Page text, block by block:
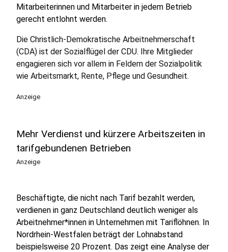
Mitarbeiterinnen und Mitarbeiter in jedem Betrieb
gerecht entlohnt werden.
Die Christlich-Demokratische Arbeitnehmerschaft
(CDA) ist der Sozialflügel der CDU. Ihre Mitglieder
engagieren sich vor allem in Feldern der Sozialpolitik
wie Arbeitsmarkt, Rente, Pflege und Gesundheit.
Anzeige
Mehr Verdienst und kürzere Arbeitszeiten in
tarifgebundenen Betrieben
Anzeige
Beschäftigte, die nicht nach Tarif bezahlt werden,
verdienen in ganz Deutschland deutlich weniger als
Arbeitnehmer*innen in Unternehmen mit Tariflöhnen. In
Nordrhein-Westfalen beträgt der Lohnabstand
beispielsweise 20 Prozent. Das zeigt eine Analyse der